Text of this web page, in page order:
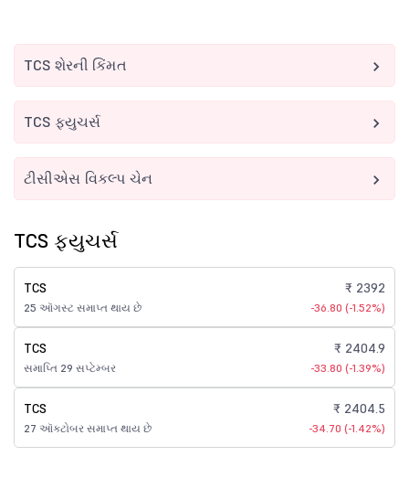
TCS શેરની કિંમત
TCS ફ્યુચર્સ
ટીસીએસ વિકલ્પ ચેન
TCS ફ્યુચર્સ
TCS
25 ઑગસ્ટ સમાપ્ત થાય છે
₹ 2392
-36.80 (-1.52%)
TCS
સમાપ્તિ 29 સપ્ટેમ્બર
₹ 2404.9
-33.80 (-1.39%)
TCS
27 ઑક્ટોબર સમાપ્ત થાય છે
₹ 2404.5
-34.70 (-1.42%)